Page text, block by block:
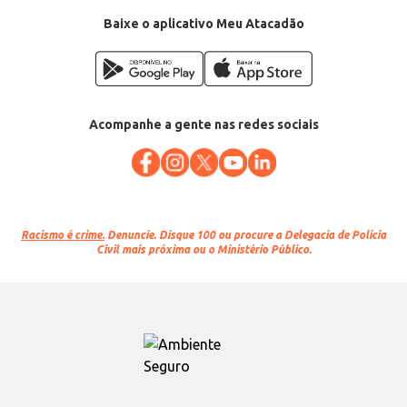
Baixe o aplicativo Meu Atacadão
Acompanhe a gente nas redes sociais
Racismo é crime. Denuncie. Disque 100 ou procure a Delegacia de Polícia
Civil mais próxima ou o Ministério Público.